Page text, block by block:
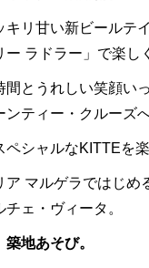
キリ甘い新ビールテ
ー ラドラー」で楽し
間とうれしい笑顔い
ンティー・クルーズへ
ペシャルなKITTEを
ア マルゲラではじめ
チェ・ヴィータ。
地あそび。